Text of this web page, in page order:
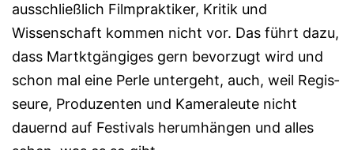
ausschließlich Filmprak­ti­ker, Kritik und
Wissenschaft kommen nicht vor. Das führt dazu,
dass Martkt­gän­gi­ges gern bevorzugt wird und
schon mal eine Perle untergeht, auch, weil Regis­
seu­re, Produzenten und Kamera­leute nicht
dauernd auf Fe­sti­vals herum­hängen und alles